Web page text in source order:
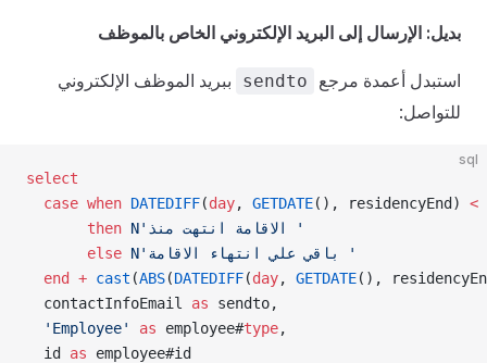
بديل: الإرسال إلى البريد الإلكتروني الخاص بالموظف
استبدل أعمدة مرجع sendto
ببريد الموظف الإلكتروني
للتواصل:
sql
select
  case
when DATEDIFF(day, GETDATE(), residencyEnd) <
       then
N'الاقامة انتهت منذ '
       else
N'باقي علي انتهاء الاقامة '
  end
+ cast (ABS(DATEDIFF(day, GETDATE(),
  contactInfoEmail
as sendto,
  'Employee'
as employee#type,
  id
as employee#id